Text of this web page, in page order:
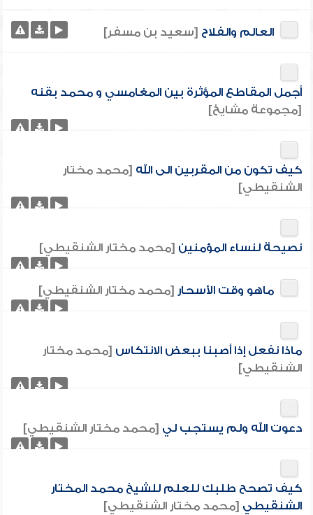
العالم والفلاح [سعيد بن مسفر]
أجمل المقاطع المؤثرة بين المغامسي و محمد بقنه
[مجموعة مشايخ]
كيف تكون من المقربين الى الله [محمد مختار
الشنقيطي]
نصيحة لنساء المؤمنين [محمد مختار الشنقيطي]
ماهو وقت الأسحار [محمد مختار الشنقيطي]
ماذا نفعل إذا أصبنا ببعض الانتكاس [محمد مختار
الشنقيطي]
دعوت الله ولم يستجب لي [محمد مختار الشنقيطي]
كيف تصحح طلبك للعلم للشيخ محمد المختار
الشنقيطي [محمد مختار الشنقيطي]